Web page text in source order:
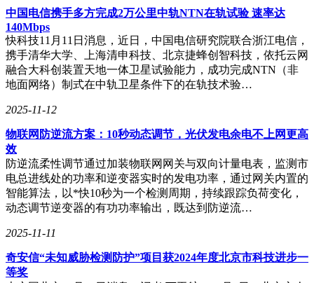
中国电信携手多方完成2万公里中轨NTN在轨试验 速率达
140Mbps
快科技11月11日消息，近日，中国电信研究院联合浙江电信，
携手清华大学、上海清申科技、北京捷蜂创智科技，依托云网
融合大科创装置天地一体卫星试验能力，成功完成NTN（非
地面网络）制式在中轨卫星条件下的在轨技术验…
2025-11-12
物联网防逆流方案：10秒动态调节，光伏发电余电不上网更高
效
防逆流柔性调节通过加装物联网网关与双向计量电表，监测市
电总进线处的功率和逆变器实时的发电功率，通过网关内置的
智能算法，以*快10秒为一个检测周期，持续跟踪负荷变化，
动态调节逆变器的有功功率输出，既达到防逆流…
2025-11-11
奇安信“未知威胁检测防护”项目获2024年度北京市科技进步一
等奖